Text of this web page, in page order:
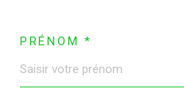
PRÉNOM *